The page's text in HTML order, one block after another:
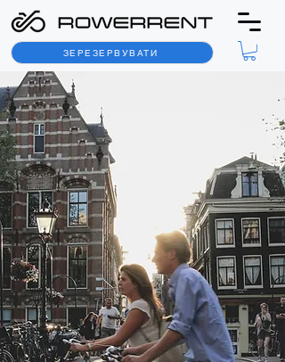
ЗЕРЕЗЕРВУВАТИ